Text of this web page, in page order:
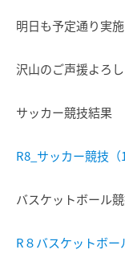
明日も予定通り実施
沢山のご声援よろ
サッカー競技結果
R8_サッカー競技（
バスケットボール
R８バスケットボー